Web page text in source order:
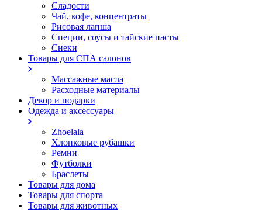
Сладости
Чай, кофе, концентраты
Рисовая лапша
Специи, соусы и тайские пасты
Снеки
Товары для СПА салонов
Массажные масла
Расходные материалы
Декор и подарки
Одежда и аксессуары
Zhoelala
Хлопковые рубашки
Ремни
Футболки
Браслеты
Товары для дома
Товары для спорта
Товары для животных